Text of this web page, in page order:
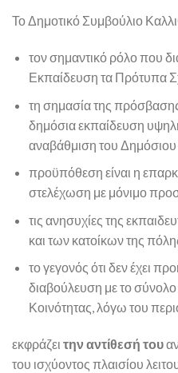
Το Δημοτικό Συμβούλιο
τον σημαντικό ρόλο που
Εκπαίδευση τα Πρότυπα
τη σημασία της
δημόσια εκπαίδευση
αναβάθμιση του Δημόσιου
προϋπόθεση είναι η
στελέχωση με μόνιμο
τις ανησυχίες της
και των κατοίκων της
το γεγονός ότι δεν έχει
διαβούλευση με το σύνολο
Κοινότητας, λόγω του
εκφράζει την αντίθεσή του
του ισχύοντος πλαισίου